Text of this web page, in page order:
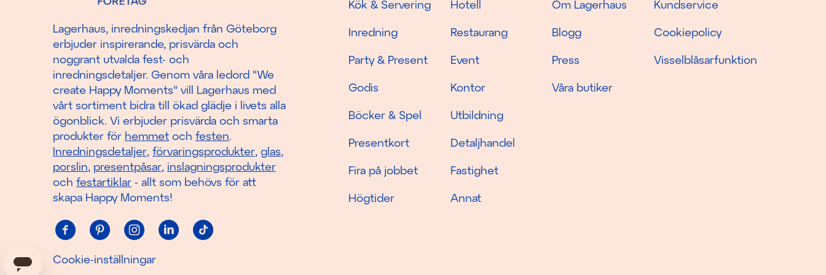
Kök & Servering
Inredning
Party & Present
Godis
Böcker & Spel
Presentkort
Fira på jobbet
Högtider
Hotell
Restaurang
Event
Kontor
Utbildning
Detaljhandel
Fastighet
Annat
Om Lagerhaus
Blogg
Press
Våra butiker
Kundservice
Cookiepolicy
Visselblåsarfunktion
Lagerhaus, inredningskedjan från Göteborg
erbjuder inspirerande, prisvärda och
noggrant utvalda fest- och
inredningsdetaljer. Genom våra ledord "We
create Happy Moments" vill Lagerhaus med
vårt sortiment bidra till ökad glädje i livets alla
ögonblick. Vi erbjuder prisvärda och smarta
produkter för hemmet och festen.
Inredningsdetaljer, förvaringsprodukter, glas,
porslin, presentpåsar, inslagningsprodukter
och festartiklar - allt som behövs för att
skapa Happy Moments!
Cookie-inställningar